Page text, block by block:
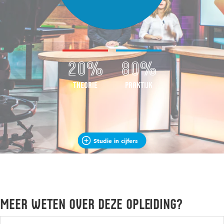
De vakken van jaar 1
De bovenbouw bestaat uit drie semesters die je in de
volgorde doet die jij zelf bepaalt. Alleen het laatste semester,
het afstudeersemester, moet je het aan het eind doen.
De vakken van jaar 3 en 4 80%
Praktijk
20%
Theorie
Studie in cijfers
Meer weten over deze opleiding?